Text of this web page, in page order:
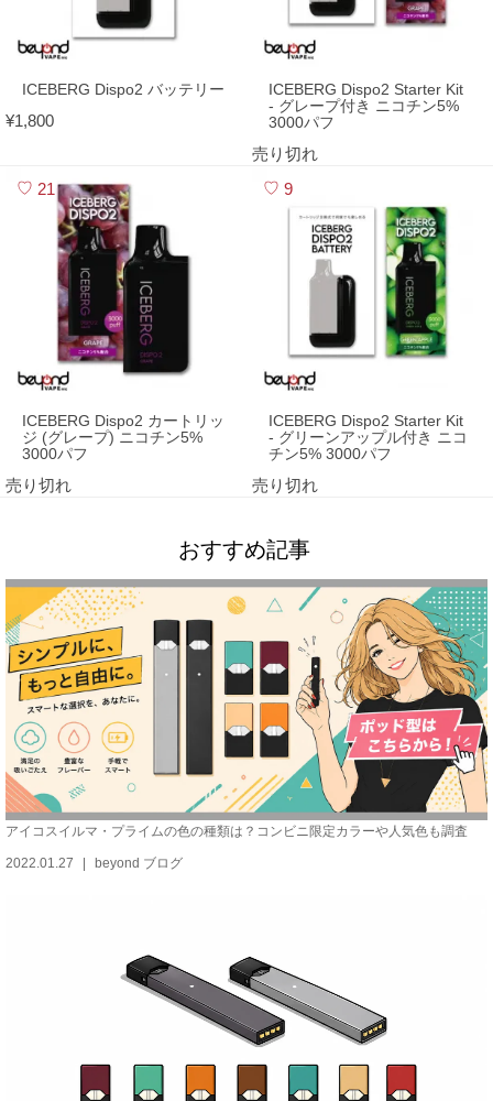
ICEBERG Dispo2 バッテリー
¥1,800
ICEBERG Dispo2 Starter Kit
- グレープ付き ニコチン5%
3000パフ
売り切れ
21
ICEBERG Dispo2 カートリッ
ジ (グレープ) ニコチン5%
3000パフ
売り切れ
9
ICEBERG Dispo2 Starter Kit
- グリーンアップル付き ニコ
チン5% 3000パフ
売り切れ
おすすめ記事
アイコスイルマ・プライムの色の種類は？コンビニ限定カラーや人気色も調査
2022.01.27 beyond ブログ